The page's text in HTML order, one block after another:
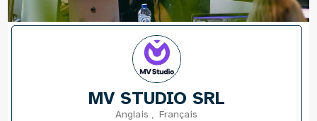
MV STUDIO SRL
Anglais ,Français